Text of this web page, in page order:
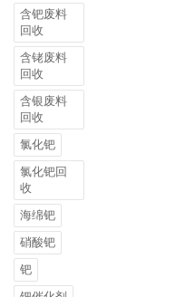
含钯废料
回收
含铑废料
回收
含银废料
回收
氯化钯
氯化钯回
收
海绵钯
硝酸钯
钯